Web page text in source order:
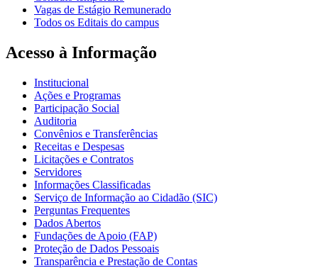
Vagas de Estágio Remunerado
Todos os Editais do campus
Acesso à Informação
Institucional
Ações e Programas
Participação Social
Auditoria
Convênios e Transferências
Receitas e Despesas
Licitações e Contratos
Servidores
Informações Classificadas
Serviço de Informação ao Cidadão (SIC)
Perguntas Frequentes
Dados Abertos
Fundações de Apoio (FAP)
Proteção de Dados Pessoais
Transparência e Prestação de Contas